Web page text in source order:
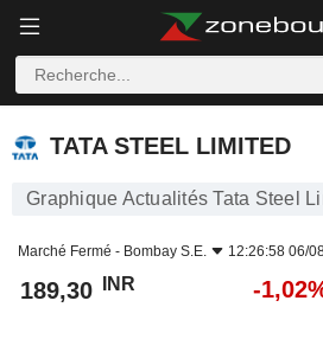
TATA STEEL LIMITED
TATA STEEL LIMITED
Graphique Actualités Tata Steel
Marché Fermé - Bombay S.E. 12:26:58 06/
189,30 INR -